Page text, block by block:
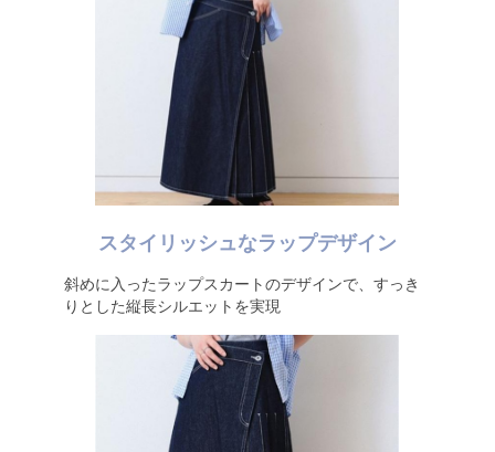
スタイリッシュなラップデザイン
斜めに入ったラップスカートのデザインで、すっき
りとした縦長シルエットを実現